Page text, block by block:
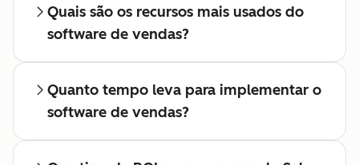
Quais são os recursos mais usados do
software de vendas?
Quanto tempo leva para implementar o
software de vendas?